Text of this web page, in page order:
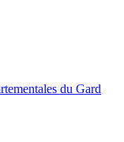
du Gard